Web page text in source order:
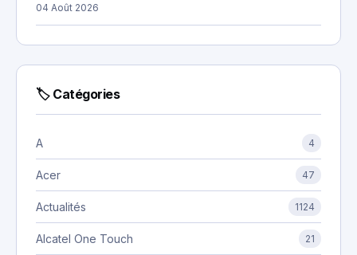
04 Août 2026
🏷 Catégories
A 4
Acer 47
Actualités 1124
Alcatel One Touch 21